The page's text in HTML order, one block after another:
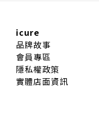
icure
品牌故事
會員專區
隱私權政策
實體店面資訊